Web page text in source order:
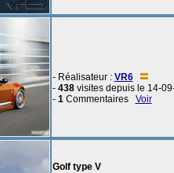
- Réalisateur : VR6
- 438visites depuis le 14-
- 1Commentaires Voir
Golf type V